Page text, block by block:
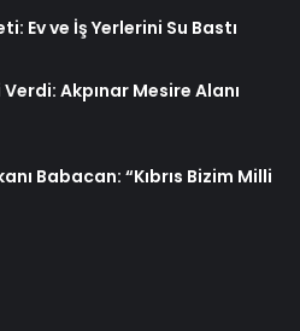
Ev ve İş Yerlerini Su Bastı
Akpınar Mesire Alanı
Babacan: “Kıbrıs Bizim Milli